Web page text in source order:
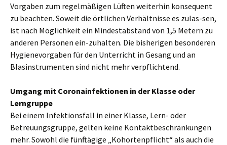
Vorgaben zum regelmäßigen Lüften weiterhin konsequent
zu beachten. Soweit die örtlichen Verhältnisse es zulas-sen,
ist nach Möglichkeit ein Mindestabstand von 1,5 Metern zu
anderen Personen ein-zuhalten. Die bisherigen besonderen
Hygienevorgaben für den Unterricht in Gesang und an
Blasinstrumenten sind nicht mehr verpflichtend.
Umgang mit Coronainfektionen in der Klasse oder
Lerngruppe
Bei einem Infektionsfall in einer Klasse, Lern- oder
Betreuungsgruppe, gelten keine Kontaktbeschränkungen
mehr. Sowohl die fünftägige „Kohortenpflicht“ als auch die